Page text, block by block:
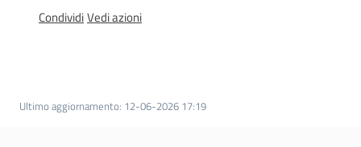
CondividiVedi azioni
Ultimo aggiornamento: 12-06-2026 17:19